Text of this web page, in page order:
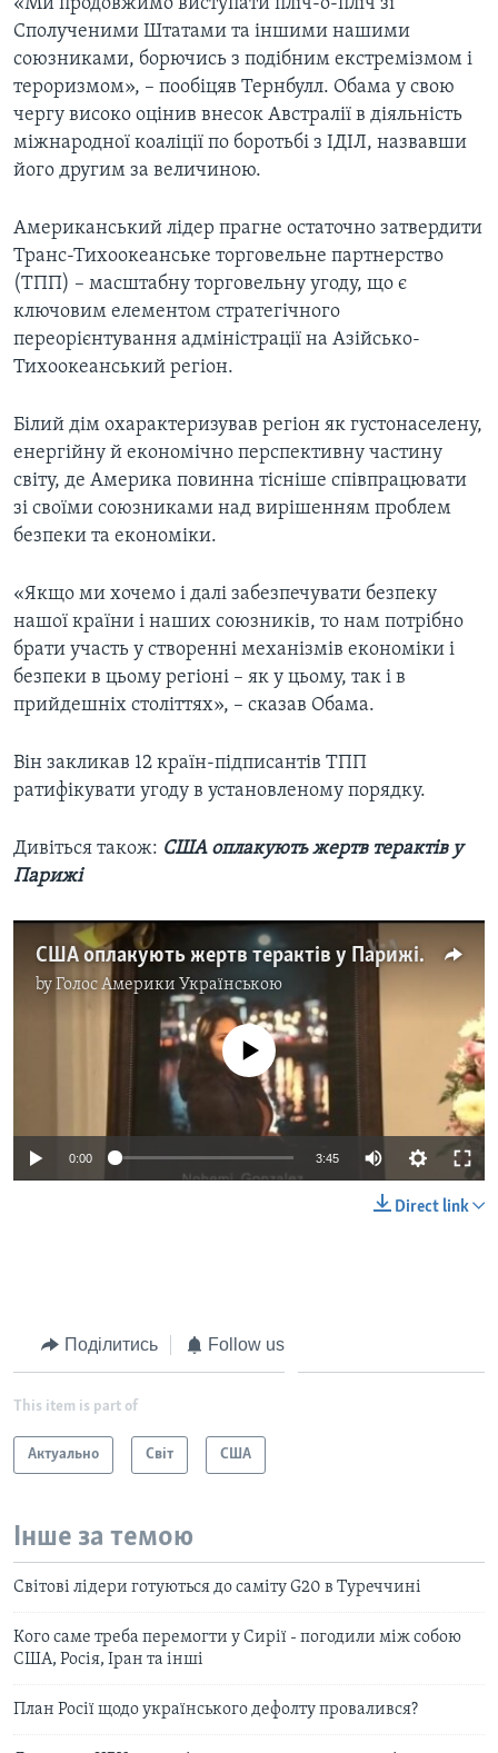
«Ми продовжимо виступати пліч-о-пліч зі
Сполученими Штатами та іншими нашими
союзниками, борючись з подібним екстремізмом і
тероризмом», – пообіцяв Тернбулл. Обама у свою
чергу високо оцінив внесок Австралії в діяльність
міжнародної коаліції по боротьбі з ІДІЛ, назвавши
його другим за величиною.
Американський лідер прагне остаточно затвердити
Транс-Тихоокеанське торговельне партнерство
(ТПП) – масштабну торговельну угоду, що є
ключовим елементом стратегічного
переорієнтування адміністрації на Азійсько-
Тихоокеанський регіон.
Білий дім охарактеризував регіон як густонаселену,
енергійну й економічно перспективну частину
світу, де Америка повинна тісніше співпрацювати
зі своїми союзниками над вирішенням проблем
безпеки та економіки.
«Якщо ми хочемо і далі забезпечувати безпеку
нашої країни і наших союзників, то нам потрібно
брати участь у створенні механізмів економіки і
безпеки в цьому регіоні – як у цьому, так і в
прийдешніх століттях», – сказав Обама.
Він закликав 12 країн-підписантів ТПП
ратифікувати угоду в установленому порядку.
Дивіться також: США оплакують жертв терактів у
Парижі
США оплакують жертв терактів у Парижі. Відео
byГолос Америки Українською
No media source currently available
0:00 3:45
Direct link
Поділитись Follow us
This item is part of
Актуально Світ США
Інше за темою
Світові лідери готуються до саміту G20 в Туреччині
Кого саме треба перемогти у Сирії - погодили між собою
США, Росія, Іран та інші
План Росії щодо українського дефолту провалився?